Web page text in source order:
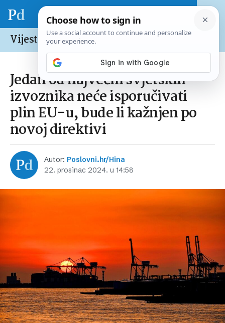
Vijesti /Svijet
Jedan od najvećih svjetskih
izvoznika neće isporučivati
plin EU-u, bude li kažnjen po
novoj direktivi
Autor: Poslovni.hr/Hina
22. prosinac 2024. u 14:58